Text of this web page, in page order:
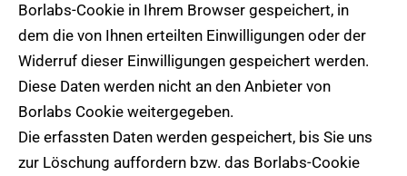
Borlabs-Cookie in Ihrem Browser gespeichert, in
dem die von Ihnen erteilten Einwilligungen oder der
Widerruf dieser Einwilligungen gespeichert werden.
Diese Daten werden nicht an den Anbieter von
Borlabs Cookie weitergegeben.
Die erfassten Daten werden gespeichert, bis Sie uns
zur Löschung auffordern bzw. das Borlabs-Cookie